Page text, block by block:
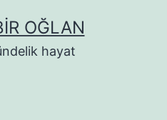
OĞLAN
hayat